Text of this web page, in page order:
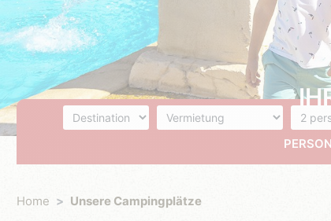
Destination Unterkunft
Home Unsere Campingplätze